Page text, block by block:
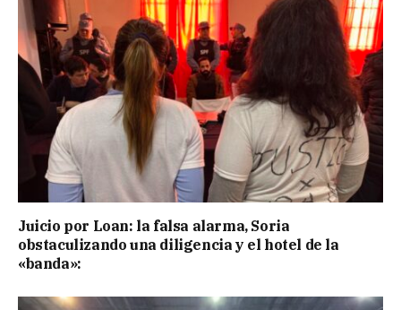
Juicio por Loan: la falsa alarma, Soria
obstaculizando una diligencia y el hotel de la
«banda»: